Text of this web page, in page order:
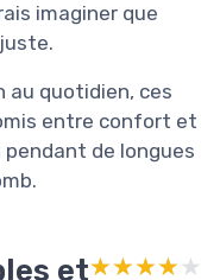
imaginer que
au quotidien, ces
entre confort et
de longues
et★★★★★
★★★★★